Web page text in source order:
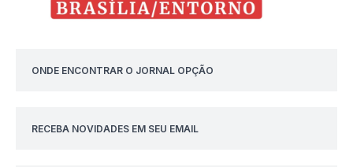
ONDE ENCONTRAR O JORNAL OPÇÃO
RECEBA NOVIDADES EM SEU EMAIL